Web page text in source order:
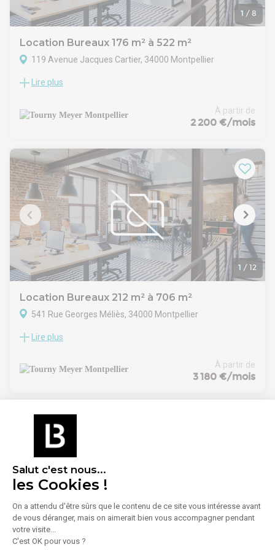
Salut c'est nous...
les Cookies !
On a attendu d'être sûrs que le contenu de ce site vous intéresse avant
de vous déranger, mais on aimerait bien vous accompagner pendant
votre visite...
C'est OK pour vous ?
1 / 8
Location Bureaux 176 m² à 522 m²
119 Avenue Jacques Cartier, 34000 Montpellier
TOURNY MEYER vous propose deux lots de bureaux de 176
d'Antigone, à proximité immédiate de la piscine Olympique et
bénéficiant de toutes les commodités. Très bien desservi par
centre-ville en quelques minutes.
Possibilité d'abonnement au parking Europa.
Lire plus
À partir de
2 200 €/mois
1 / 12
Location Bureaux 212 m² à 706 m²
541 Rue Georges Méliès, 34000 Montpellier
TOURNY MEYER vous propose plusieurs plateaux de bureaux
Center.
Ces bureaux bénéficient d'un emplacement idéal, à
tramway et de l'autoroute A709.
Lire plus
À partir de
3 180 €/mois
1/4